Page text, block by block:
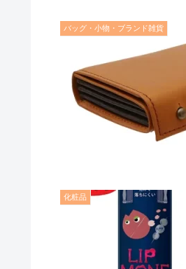
バッグ・小物・ブランド雑貨
化粧品